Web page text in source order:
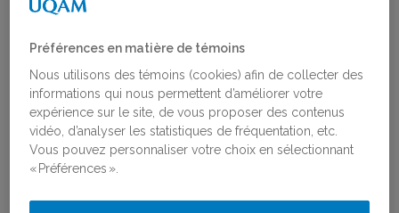
La co-analyse |
Penser plus
loin la
Préférences en matière de témoins
Nous utilisons des témoins (cookies) afin de collecter des
informations qui nous permettent d’améliorer votre
expérience sur le site, de vous proposer des contenus
vidéo, d’analyser les statistiques de fréquentation, etc.
Vous pouvez personnaliser votre choix en sélectionnant
« Préférences ».